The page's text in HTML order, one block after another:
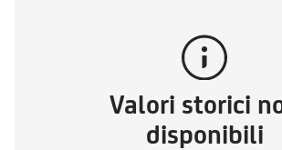
Valori storici
disponibili